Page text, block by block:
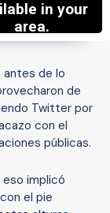
antes de lo
de
Twitter por
con el
públicas.
implicó
el pie